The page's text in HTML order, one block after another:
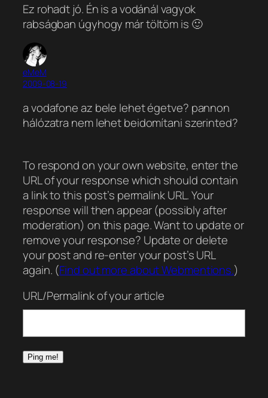
Ez rohadt jó. Én is a vodánál vagyok
rabságban úgyhogy már töltöm is 🙂
eMeM
2009-08-19
a vodafone az bele lehet égetve? pannon
hálózatra nem lehet beidomítani szerinted?
To respond on your own website, enter the
URL of your response which should contain
a link to this post’s permalink URL. Your
response will then appear (possibly after
moderation) on this page. Want to update or
remove your response? Update or delete
your post and re-enter your post’s URL
again. (Find out more about Webmentions.)
URL/Permalink of your article